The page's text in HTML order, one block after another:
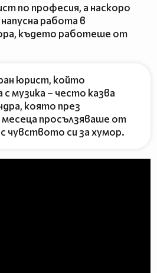
по професия, а наскоро
работа в
където работеше от
юрист, който
музика – често казва
която през
просълзяваше от
чувството си за хумор.